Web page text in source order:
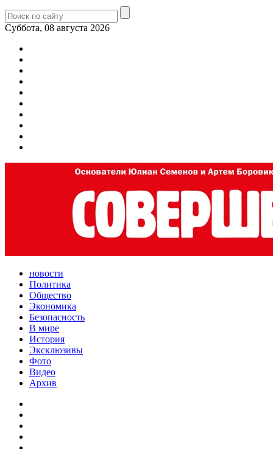
Суббота, 08 августа 2026
новости
Политика
Общество
Экономика
Безопасность
В мире
История
Эксклюзивы
Фото
Видео
Архив